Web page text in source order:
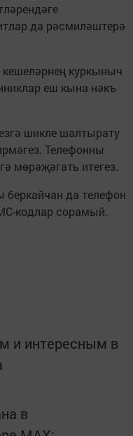
да рәсмиләштерә
кешеләрнең куркыныч
еш кына нәкъ
шикле шалтырату
Телефонны
мөрәҗәгать итегез.
беркайчан да телефон
кодлар сорамый.
и интересным в
в